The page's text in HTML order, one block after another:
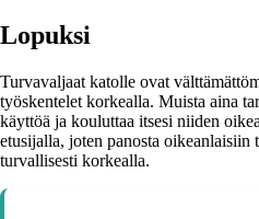
Lopuksi
Turvavaljaat katolle ovat
työskentelet korkealla. Muista aina
käyttöä ja kouluttaa itsesi niiden
etusijalla, joten panosta oikeanlaisiin
turvallisesti korkealla.